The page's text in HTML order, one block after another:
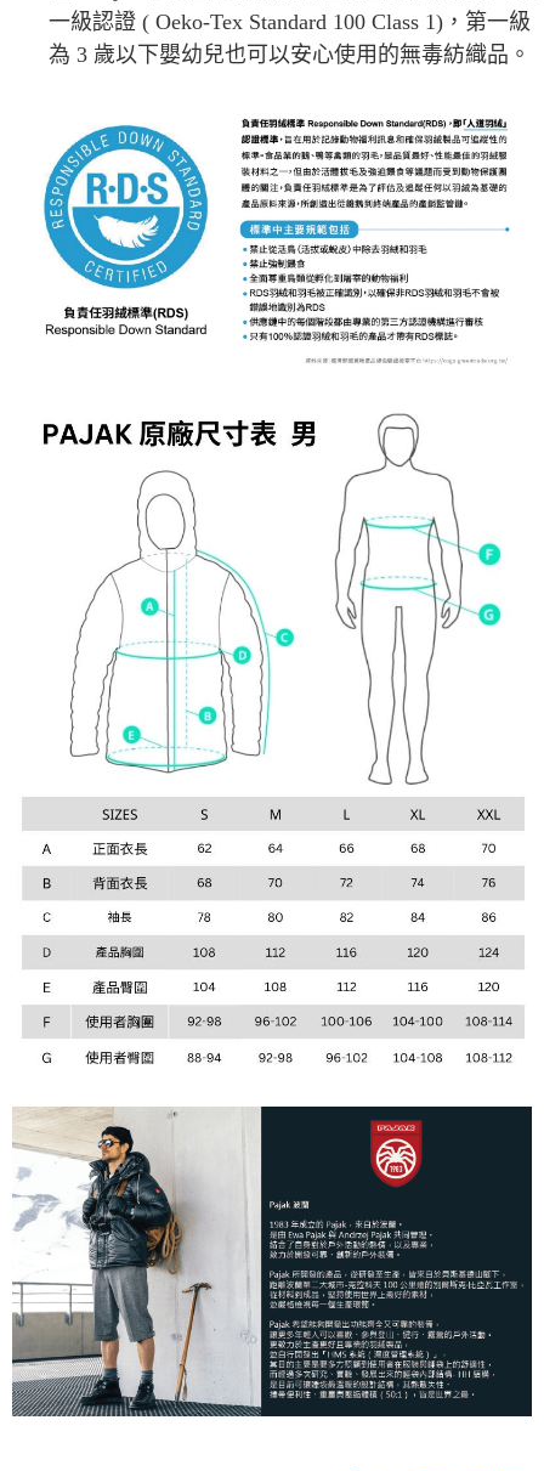
一級認證 ( Oeko-Tex Standard 100 Class 1)，第一級
為 3 歲以下嬰幼兒也可以安心使用的無毒紡織品。